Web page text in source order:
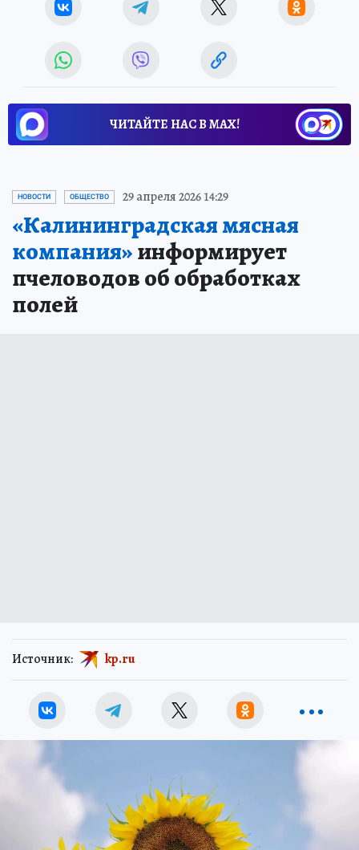
ЧИТАЙТЕ НАС В МАХ!
НОВОСТИ ОБЩЕСТВО 29 апреля 2026 14:29
«Калининградская мясная
компания»информирует
пчеловодов об обработках
полей
Источник: kp.ru